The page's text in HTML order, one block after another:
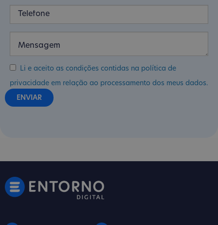
Li e aceito as condições contidas na política de
privacidade em relação ao processamento dos meus dados.